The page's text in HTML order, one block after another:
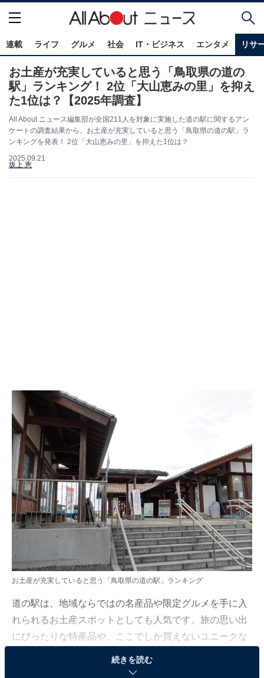
連載 ライフ グルメ 社会 IT・ビジネス エンタメ リサ
お土産が充実していると思う「鳥取県の道の
駅」ランキング！ 2位「大山恵みの里」を抑え
た1位は？【2025年調査】
All About ニュース編集部が全国211人を対象に実施した道の駅に関するアン
ケートの調査結果から、お土産が充実していると思う「鳥取県の道の駅」ラ
ンキングを発表！ 2位「大山恵みの里」を抑えた1位は？
2025.09.21
坂上 恵
お土産が充実していると思う「鳥取県の道の駅」ランキング
道の駅は、地域ならではの名産品や限定グルメを手に入
れられるお土産スポットとしても人気です。旅の思い出
にぴったりな特産品や、ここでしか買えないユニークな
商品が並び、訪れる人の心をわくわくさせてくれます。
今回はそんな魅力に迫ります。
続きを読む